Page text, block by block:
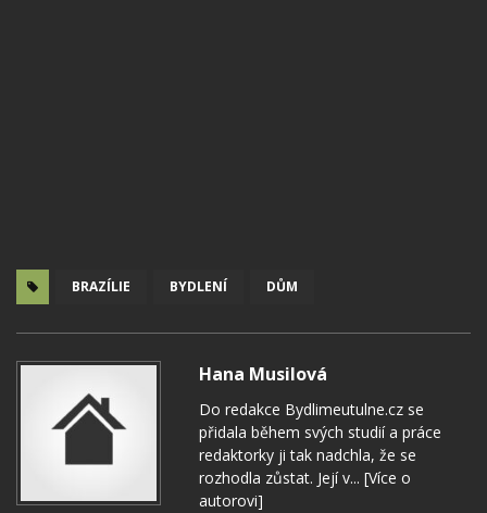
BRAZÍLIE BYDLENÍ DŮM
Hana Musilová
Do redakce Bydlimeutulne.cz se
přidala během svých studií a práce
redaktorky ji tak nadchla, že se
rozhodla zůstat. Její v... [Více o
autorovi]